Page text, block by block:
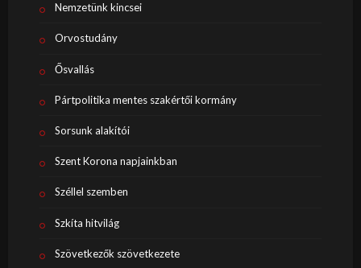
Nemzetünk kincsei
Orvostudány
Ősvallás
Pártpolitika mentes szakértői kormány
Sorsunk alakítói
Szent Korona napjainkban
Széllel szemben
Szkíta hitvilág
Szövetkezők szövetkezete